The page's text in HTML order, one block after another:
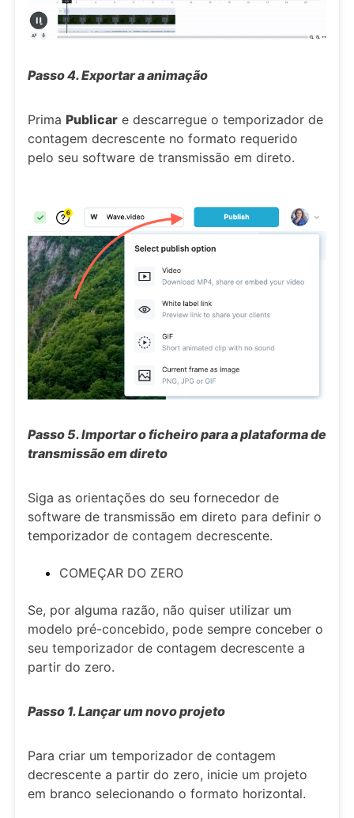
Passo 4. Exportar a animação
Prima Publicar e descarregue o temporizador de
contagem decrescente no formato requerido
pelo seu software de transmissão em direto.
Passo 5. Importar o ficheiro para a plataforma de
transmissão em direto
Siga as orientações do seu fornecedor de
software de transmissão em direto para definir o
temporizador de contagem decrescente.
COMEÇAR DO ZERO
Se, por alguma razão, não quiser utilizar um
modelo pré-concebido, pode sempre conceber o
seu temporizador de contagem decrescente a
partir do zero.
Passo 1. Lançar um novo projeto
Para criar um temporizador de contagem
decrescente a partir do zero, inicie um projeto
em branco selecionando o formato horizontal.